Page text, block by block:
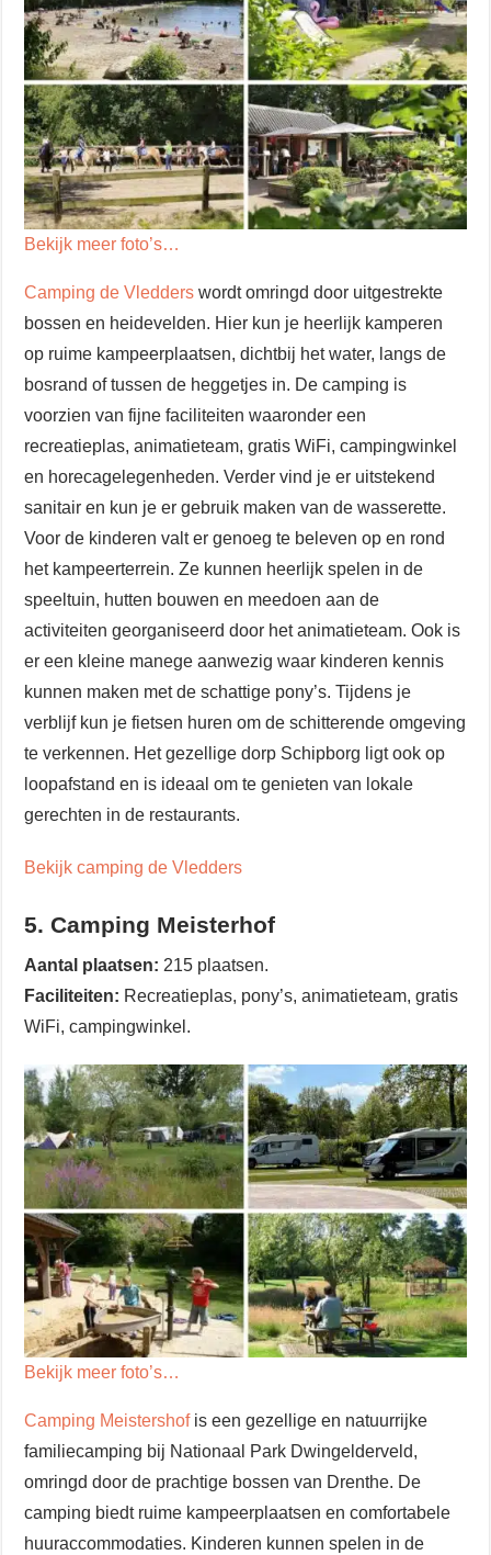
Bekijk meer foto’s…
Camping de Vledders wordt omringd door uitgestrekte
bossen en heidevelden. Hier kun je heerlijk kamperen
op ruime kampeerplaatsen, dichtbij het water, langs de
bosrand of tussen de heggetjes in. De camping is
voorzien van fijne faciliteiten waaronder een
recreatieplas, animatieteam, gratis WiFi, campingwinkel
en horecagelegenheden. Verder vind je er uitstekend
sanitair en kun je er gebruik maken van de wasserette.
Voor de kinderen valt er genoeg te beleven op en rond
het kampeerterrein. Ze kunnen heerlijk spelen in de
speeltuin, hutten bouwen en meedoen aan de
activiteiten georganiseerd door het animatieteam. Ook is
er een kleine manege aanwezig waar kinderen kennis
kunnen maken met de schattige pony’s. Tijdens je
verblijf kun je fietsen huren om de schitterende omgeving
te verkennen. Het gezellige dorp Schipborg ligt ook op
loopafstand en is ideaal om te genieten van lokale
gerechten in de restaurants.
Bekijk camping de Vledders
5. Camping Meisterhof
Aantal plaatsen: 215 plaatsen.
Faciliteiten: Recreatieplas, pony’s, animatieteam, gratis
WiFi, campingwinkel.
Bekijk meer foto’s…
Camping Meistershofis een gezellige en natuurrijke
familiecamping bij Nationaal Park Dwingelderveld,
omringd door de prachtige bossen van Drenthe. De
camping biedt ruime kampeerplaatsen en comfortabele
huuraccommodaties. Kinderen kunnen spelen in de